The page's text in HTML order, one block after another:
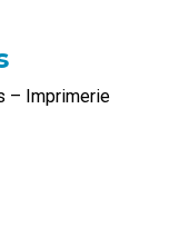
– Imprimerie